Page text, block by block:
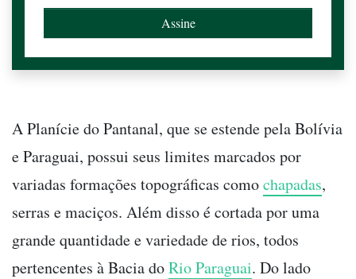
A Planície do Pantanal, que se estende pela Bolívia
e Paraguai, possui seus limites marcados por
variadas formações topográficas comochapadas,
serras e maciços. Além disso é cortada por uma
grande quantidade e variedade de rios, todos
pertencentes à Bacia doRio Paraguai. Do lado